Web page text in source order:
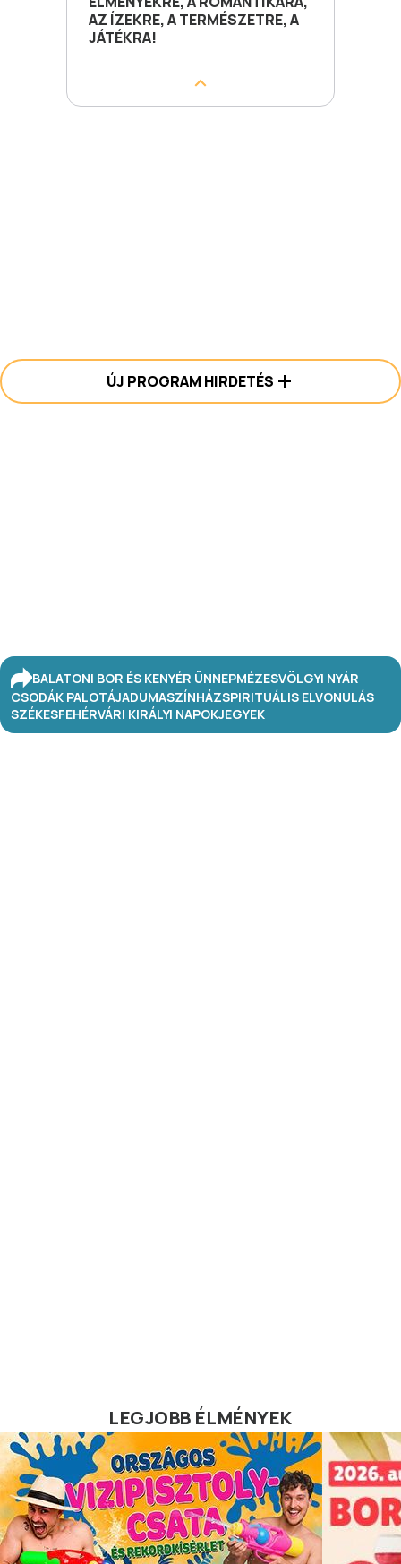
AZ ÍZEKRE, A TERMÉSZETRE, A
JÁTÉKRA!
ÚJ PROGRAM HIRDETÉS
BALATONI BOR ÉS KENYÉR ÜNNEPMÉZESVÖLGYI NYÁR
CSODÁK PALOTÁJADUMASZÍNHÁZSPIRITUÁLIS ELVONULÁS
SZÉKESFEHÉRVÁRI KIRÁLYI NAPOKJEGYEK
LEGJOBB ÉLMÉNYEK